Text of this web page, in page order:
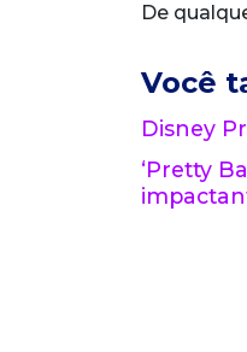
De
Você
Disney
‘Pretty